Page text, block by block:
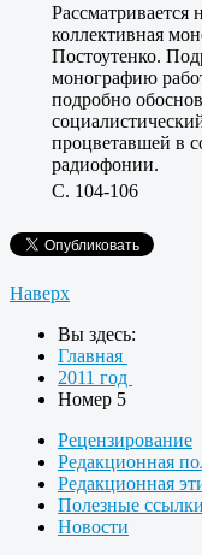
коллективная
Постоутенко.
монографию
подробно
процветавшей в
радиофонии.
C. 104-106
Наверх
Вы здесь:
Главная
2011 год
Номер 5
Рецензирование
Редакционная
Редакционная
Полезные ссылки
Новости